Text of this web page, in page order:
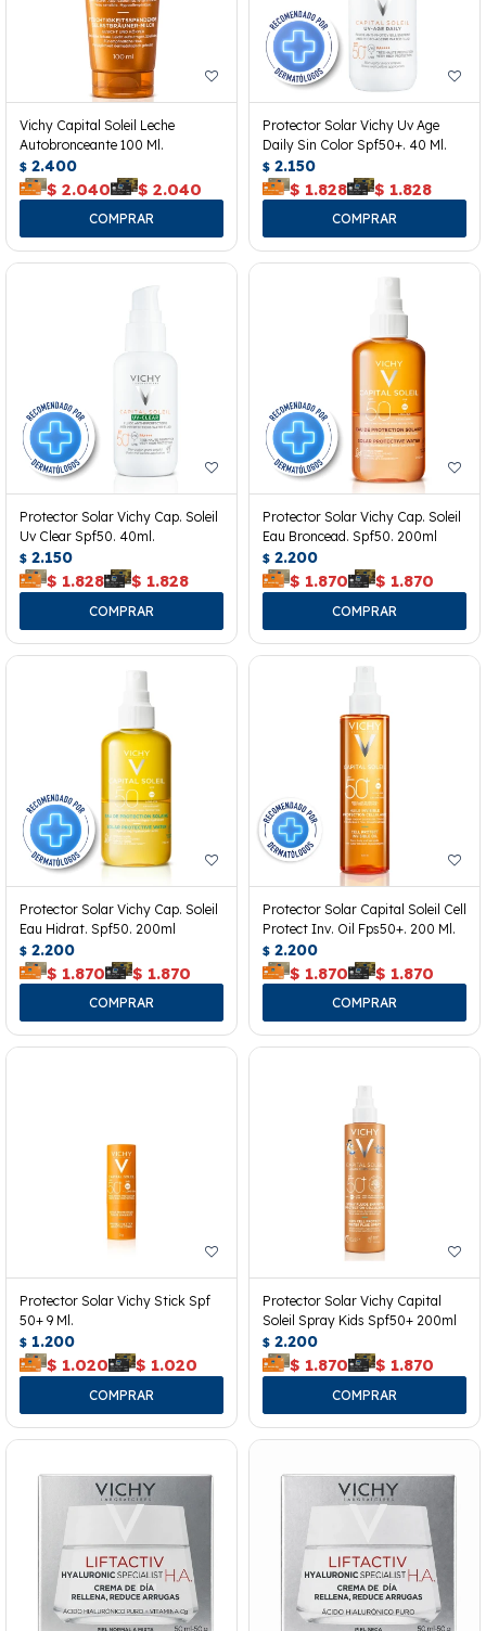
Vichy Capital Soleil Leche
Autobronceante 100 Ml.
$ 2.400
$ 2.040 $ 2.040
Protector Solar Vichy Uv Age
Daily Sin Color Spf50+. 40 Ml.
$ 2.150
$ 1.828 $ 1.828
Protector Solar Vichy Cap. Soleil
Uv Clear Spf50. 40ml.
$ 2.150
$ 1.828 $ 1.828
Protector Solar Vichy Cap. Soleil
Eau Broncead. Spf50. 200ml
$ 2.200
$ 1.870 $ 1.870
Protector Solar Vichy Cap. Soleil
Eau Hidrat. Spf50. 200ml
$ 2.200
$ 1.870 $ 1.870
Protector Solar Capital Soleil Cell
Protect Inv. Oil Fps50+. 200 Ml.
$ 2.200
$ 1.870 $ 1.870
Protector Solar Vichy Stick Spf
50+ 9 Ml.
$ 1.200
$ 1.020 $ 1.020
Protector Solar Vichy Capital
Soleil Spray Kids Spf50+ 200ml
$ 2.200
$ 1.870 $ 1.870